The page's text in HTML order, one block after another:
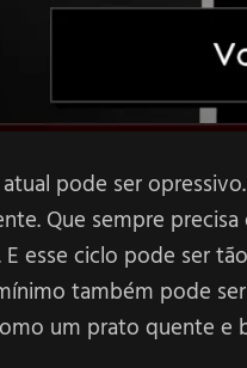
pode ser
Que sempre
E esse ciclo pode ser
também pode
um prato quente e